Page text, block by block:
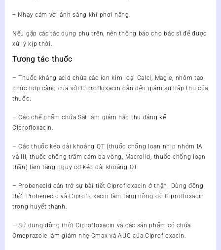
+ Nhạy cảm với ánh sáng khi phơi nắng.
Nếu gặp các tác dụng phụ trên, nên thông báo cho bác sĩ để được
xử lý kịp thời.
Tương tác thuốc
– Thuốc kháng acid chứa các ion kim loại Calci, Magie, nhôm tạo
phức hợp càng cua với Ciprofloxacin dẫn đến giảm sự hấp thu của
thuốc.
– Các chế phẩm chứa Sắt làm giảm hấp thu đáng kể
Ciprofloxacin.
– Các thuốc kéo dài khoảng QT (thuốc chống loạn nhịp nhóm IA
và III, thuốc chống trầm cảm ba vòng, Macrolid, thuốc chống loạn
thần) làm tăng nguy cơ kéo dài khoảng QT.
– Probenecid cản trở sự bài tiết Ciprofloxacin ở thận. Dùng đồng
thời Probenecid và Ciprofloxacin làm tăng nồng độ Ciprofloxacin
trong huyết thanh.
– Sử dụng đồng thời Ciprofloxacin và các sản phẩm có chứa
Omeprazole làm giảm nhẹ Cmax và AUC của Ciprofloxacin.